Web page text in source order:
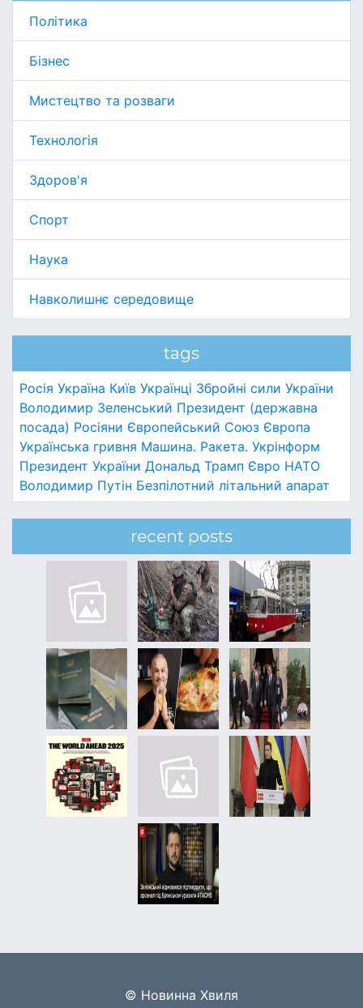
Політика
Бізнес
Мистецтво та розваги
Технологія
Здоров'я
Спорт
Наука
Навколишнє середовище
tags
Росія Україна Київ Українці Збройні сили України
Володимир Зеленський Президент (державна
посада) Росіяни Європейський Союз Європа
Українська гривня Машина. Ракета. Укрінформ
Президент України Дональд Трамп Євро НАТО
Володимир Путін Безпілотний літальний апарат
recent posts
© Новинна Хвиля